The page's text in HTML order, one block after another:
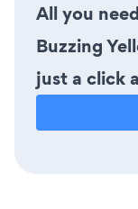
All you
Buzzing
just a click